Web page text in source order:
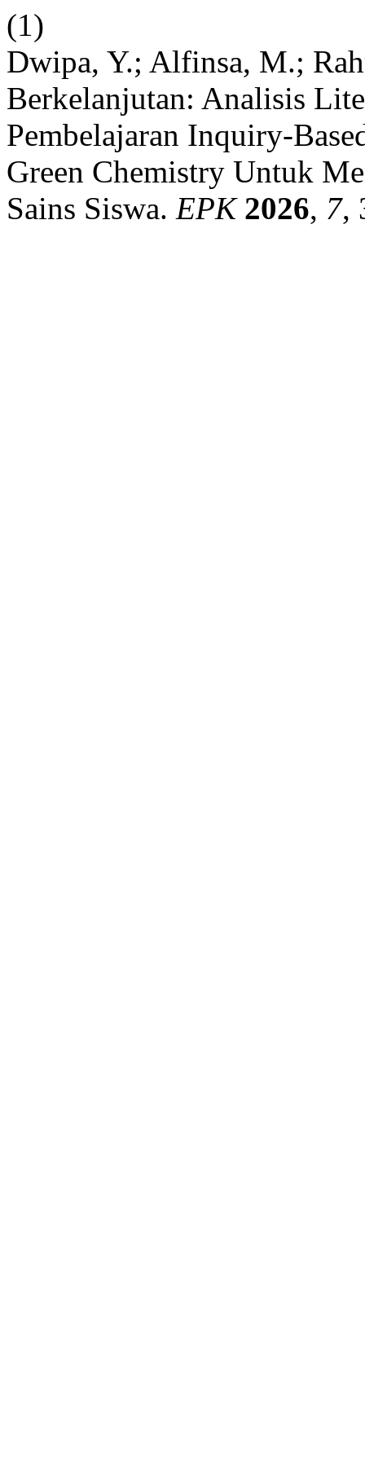
(1)
Dwipa, Y.; Alfinsa, M.;
Berkelanjutan: Analisis
Pembelajaran Inquiry-
Green Chemistry Untuk
Sains Siswa. EPK 2026, 7,